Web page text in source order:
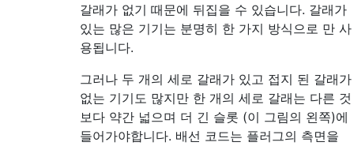
갈래가 없기 때문에 뒤집을 수 있습니다. 갈래가
있는 많은 기기는 분명히 한 가지 방식으로 만 사
용됩니다.
그러나 두 개의 세로 갈래가 있고 접지 된 갈래가
없는 기기도 많지만 한 개의 세로 갈래는 다른 것
보다 약간 넓으며 더 긴 슬롯 (이 그림의 왼쪽)에
들어가야합니다. 배선 코드는 플러그의 측면을